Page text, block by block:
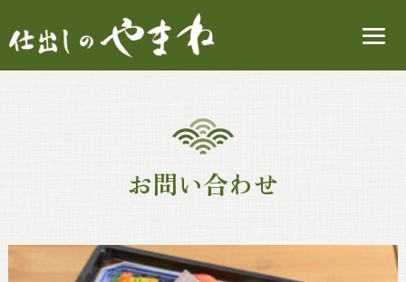
お問い合わせ